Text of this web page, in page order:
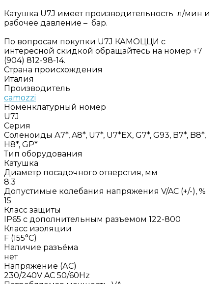
Катушка U7J имеет производительность л/мин и
рабочее давление – бар.
По вопросам покупки U7J КАМОЦЦИ с
интересной скидкой обращайтесь на номер +7
(904) 812-98-14.
Страна происхождения
Италия
Производитель
camozzi
Номенклатурный номер
U7J
Серия
Соленоиды А7*, A8*, U7*, U7*EX, G7*, G93, B7*, B8*,
H8*, GP*
Тип оборудования
Катушка
Диаметр посадочного отверстия, мм
8.3
Допустимые колебания напряжения V/AC (+/-), %
15
Класс защиты
IP65 с дополнительным разъемом 122-800
Класс изоляции
F (155°C)
Наличие разъёма
нет
Напряжение (АС)
230/240V AC 50/60Hz